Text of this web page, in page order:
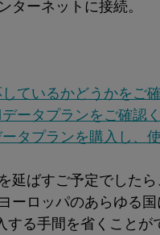
ターネットに接続。
ているかどうかをご確
ータプランをご確認く
タプランを購入し、使
延ばすご予定でした
ーロッパのあらゆる
る手間を省くことが